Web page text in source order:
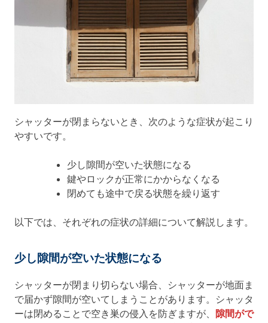
シャッターが閉まらないとき、次のような症状が起こり
やすいです。
少し隙間が空いた状態になる
鍵やロックが正常にかからなくなる
閉めても途中で戻る状態を繰り返す
以下では、それぞれの症状の詳細について解説します。
少し隙間が空いた状態になる
シャッターが閉まり切らない場合、シャッターが地面ま
で届かず隙間が空いてしまうことがあります。シャッタ
ーは閉めることで空き巣の侵入を防ぎますが、 隙間がで